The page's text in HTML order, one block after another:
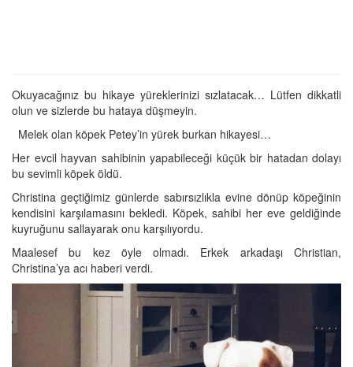
Okuyacağınız bu hikaye yüreklerinizi sızlatacak… Lütfen dikkatli
olun ve sizlerde bu hataya düşmeyin.
Melek olan köpek Petey’in yürek burkan hikayesi…
Her evcil hayvan sahibinin yapabileceği küçük bir hatadan dolayı
bu sevimli köpek öldü.
Christina geçtiğimiz günlerde sabırsızlıkla evine dönüp köpeğinin
kendisini karşılamasını bekledi. Köpek, sahibi her eve geldiğinde
kuyruğunu sallayarak onu karşılıyordu.
Maalesef bu kez öyle olmadı. Erkek arkadaşı Christian,
Christina’ya acı haberi verdi.